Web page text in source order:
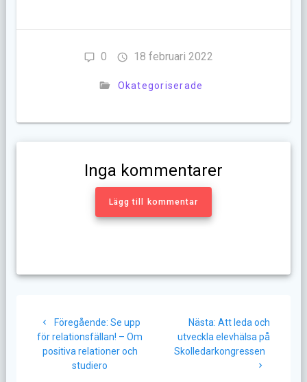
0 18 februari 2022
Okategoriserade
Inga kommentarer
Lägg till kommentar
Föregående: Föregående
inlägg:
Se upp
för relationsfällan! – Om
positiva relationer och
studiero
Nästa: Nästa
inlägg:
Att leda och
utveckla elevhälsa på
Skolledarkongressen